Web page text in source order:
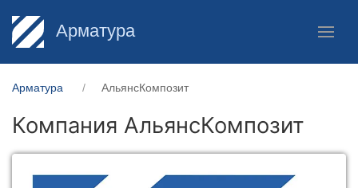
Арматура
Арматура АльянсКомпозит
Компания АльянсКомпозит